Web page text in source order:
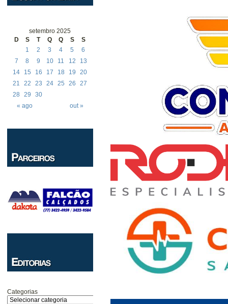
setembro 2025
D
S T Q Q S S
« ago out »
1 2 3 4 5
6
7
8 9 10 11 12
13
14
15 16 17 18 19
20
21
22 23 24 25 26
27
28
29 30
Categorias